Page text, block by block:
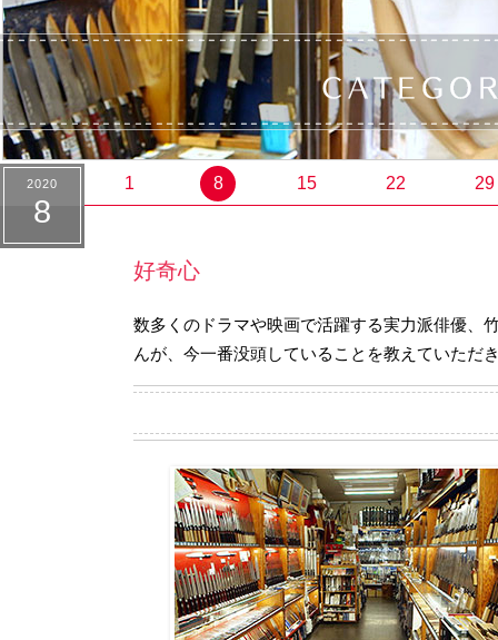
2020
8
1 8 15 22 29
好奇心
数多くのドラマや映画で活躍する実力派俳優、
んが、今一番没頭していることを教えていただ